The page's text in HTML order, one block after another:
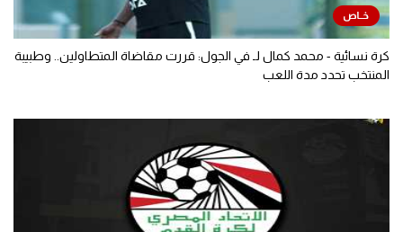
كرة نسائية - محمد كمال لـ في الجول: قررت مقاضاة المتطاولين.. وطبيبة
المنتخب تحدد مدة اللعب